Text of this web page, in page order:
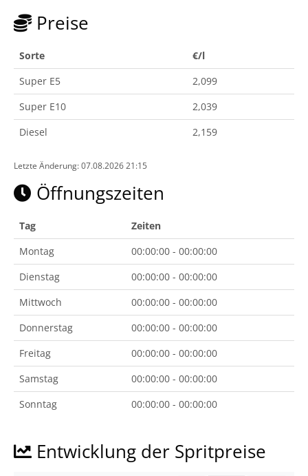
Preise
Sorte
€/l
Super E5
2,099
Super E10
2,039
Diesel
2,159
Letzte Änderung: 07.08.2026 21:15
Öffnungszeiten
Tag
Zeiten
Montag
00:00:00 - 00:00:00
Dienstag
00:00:00 - 00:00:00
Mittwoch
00:00:00 - 00:00:00
Donnerstag
00:00:00 - 00:00:00
Freitag
00:00:00 - 00:00:00
Samstag
00:00:00 - 00:00:00
Sonntag
00:00:00 - 00:00:00
Entwicklung der Spritpreise